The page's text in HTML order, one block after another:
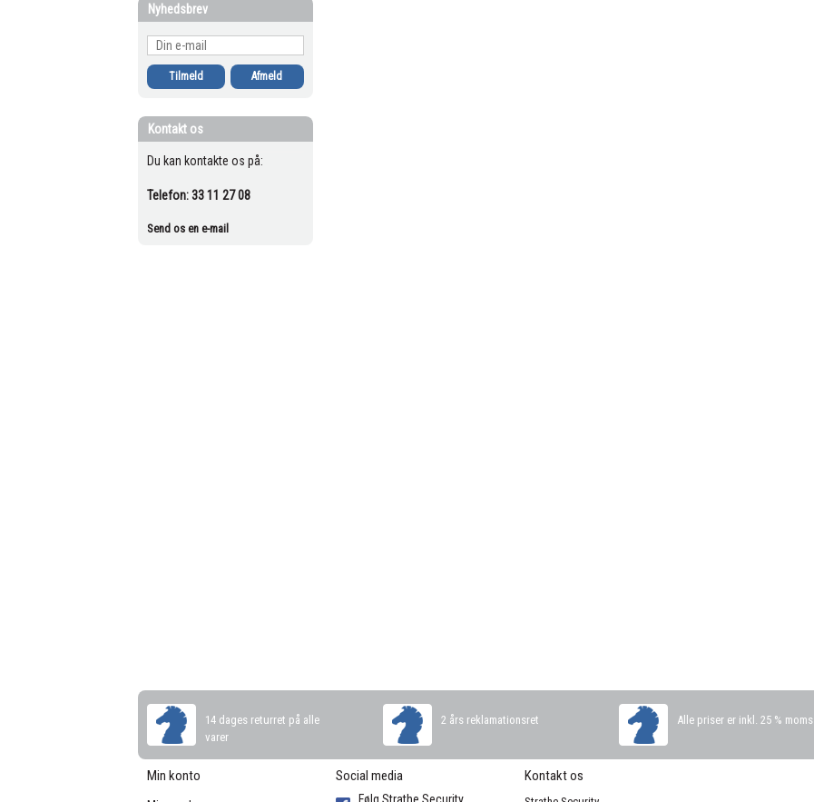
Nyhedsbrev
Kontakt os
Du kan kontakte os på:
Telefon:33 11 27 08
Send os en e-mail
14 dages returret på alle
varer
2 års reklamationsret Alle priser er inkl. 25 % moms
Min konto Social media
Følg Strathe Security
Kontakt os